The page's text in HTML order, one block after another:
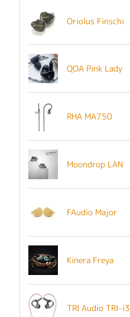
Oriolus Finschi
QOA Pink Lady
RHA MA750
Moondrop LAN
FAudio Major
Kinera Freya
TRI Audio TRI-i3